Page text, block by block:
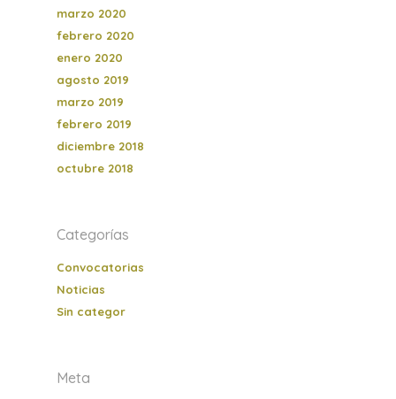
marzo 2020
febrero 2020
enero 2020
agosto 2019
marzo 2019
febrero 2019
diciembre 2018
octubre 2018
Categorías
Convocatorias
Noticias
Sin categor
Meta